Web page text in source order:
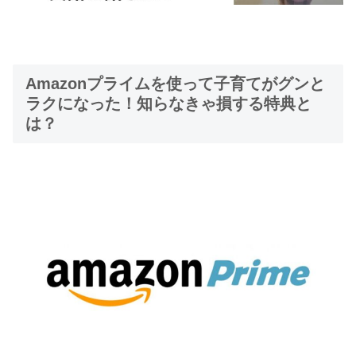
Amazonプライムを使って子育てがグンと
ラクになった！知らなきゃ損する特典と
は？